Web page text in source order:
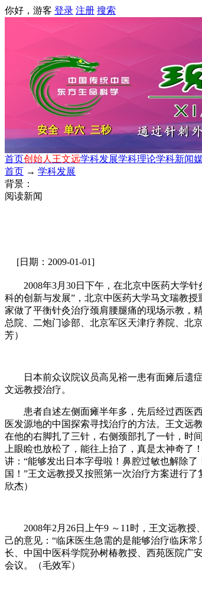
你好，游客 登录 注册 搜索
首页创始人王文远学科发展学科理论学科新闻
首页 → 学科发展
背景：
阅读新闻
[日期：2009-01-01]
2008年3月30日下午，在北京中医药大学针
科的创新与发展”，北京中医药大学马文瑞教
家做了平衡针灸治疗颈肩腰腿痛的现场示教，
总院、二炮门诊部、北京军区天津疗养院、北
芳）
日本前众议院议员高见裕一患有面瘫后遗症
文远教授治疗。
患者自述左侧面瘫半年多，先后经过西医西
医发源地的中国探索寻找治疗的方法。王文远
在他的右脚扎了三针，右侧颈部扎了一针，时
上眼睑也放松了，能往上抬了，真是太神奇了
讲：“能够发出日本字母啦！鼻腔过敏也解除
国！”王文远教授又按照第一次治疗方案进行
欣杰）
2008年2月26日上午9 ～11时，王文远教授
己的意见：“临床医生急需的是能够治疗临床
长、中国中医科学院孙树椿教授、西苑医院广
会议。（毛效军）